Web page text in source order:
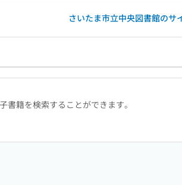
さいたま市立中央図書館のサ
籍を検索することができます。